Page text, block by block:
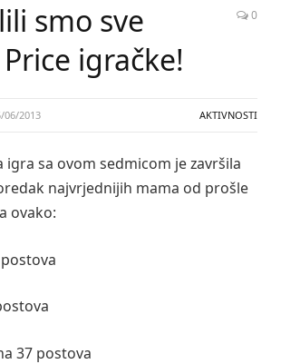
smo sve
igračke!
0
06/2013 AKTIVNOSTI
igra sa ovom sedmicom je završila
najvrjednijih mama od prošle
ovako:
37 postova